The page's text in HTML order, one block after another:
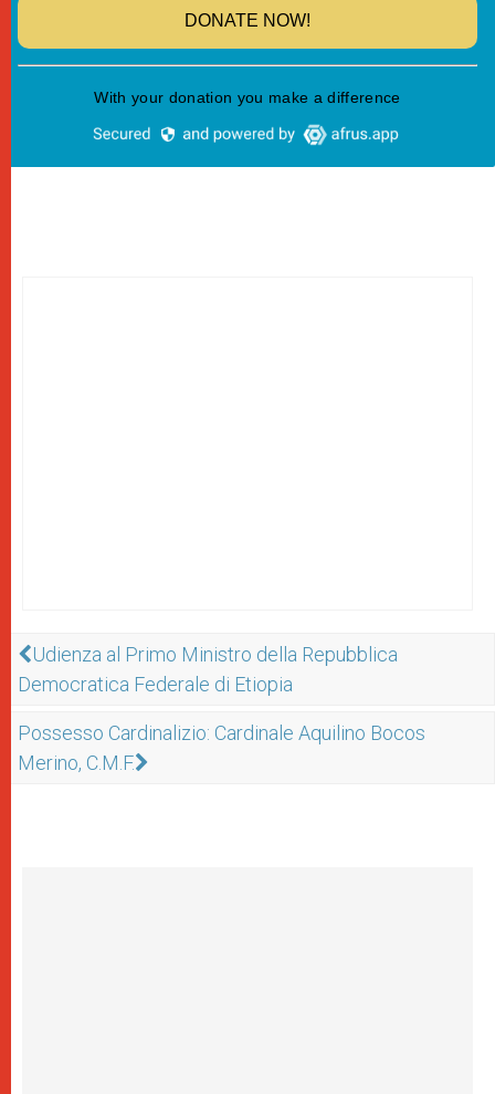
Udienza al Primo Ministro della Repubblica
Democratica Federale di Etiopia
Possesso Cardinalizio: Cardinale Aquilino Bocos
Merino, C.M.F.